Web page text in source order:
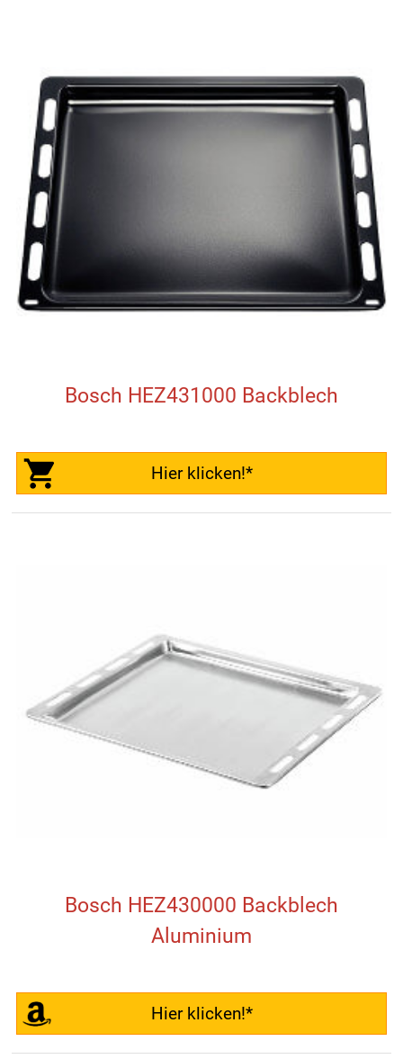
Bosch HEZ431000 Backblech
Hier klicken!*
Bosch HEZ430000 Backblech
Aluminium
Hier klicken!*